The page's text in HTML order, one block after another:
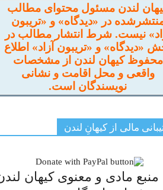
لندن مسئول محتوای مطالب
در «دیدگاه» و «تریبون
نیست. شرط انتشار مطالب در
«دیدگاه» و «تریبون آزاد» اطلاع
محفوظ کیهان لندن از مشخصات
واقعی و محل اقامت و نشانی
نویسندگان است.
مالی از کیهانِ لندن
منبع مادی و معنوی کیهان